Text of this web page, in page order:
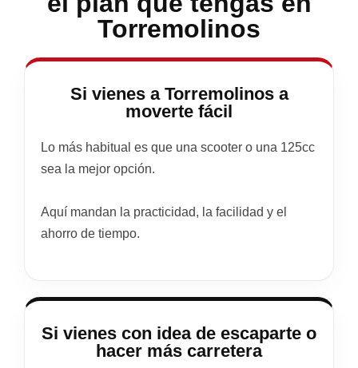
Torremolinos
Si vienes a Torremolinos a
moverte fácil
Lo más habitual es que una scooter o una 125cc
sea la mejor opción.
Aquí mandan la practicidad, la facilidad y el
ahorro de tiempo.
Si vienes con idea de escaparte o
hacer más carretera